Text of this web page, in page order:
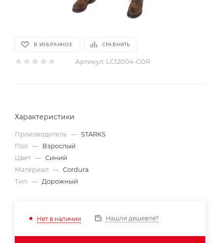
В ИЗБРАННОЕ СРАВНИТЬ
Артикул: LC12004-COR
Характеристики
Производитель — STARKS
Пол — Взрослый
Цвет — Синий
Материал — Cordura
Тип — Дорожный
Нет в наличии Нашли дешевле?